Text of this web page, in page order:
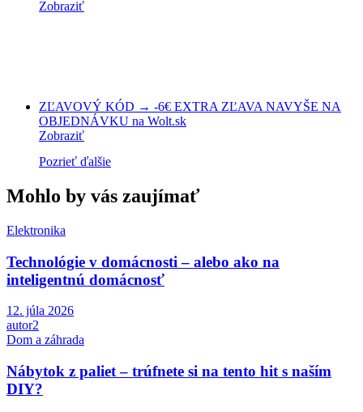
Zobraziť
ZĽAVOVÝ KÓD → -6€ EXTRA ZĽAVA NAVYŠE NA
OBJEDNÁVKU na Wolt.sk
Zobraziť
Pozrieť ďalšie
Mohlo by vás zaujímať
Elektronika
Technológie v domácnosti – alebo ako na
inteligentnú domácnosť
12. júla 2026
autor2
Dom a záhrada
Nábytok z paliet – trúfnete si na tento hit s naším
DIY?